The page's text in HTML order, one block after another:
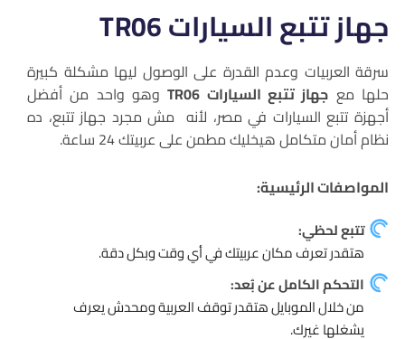
جهاز تتبع السيارات TR06
سرقة العربيات وعدم القدرة على الوصول ليها مشكلة كبيرة
حلها مع جهاز تتبع السيارات TR06
وهو واحد من أفضل
أجهزة تتبع السيارات في مصر، لأنه مش مجرد جهاز تتبع، ده
نظام أمان متكامل هيخليك مطمن على عربيتك 24 ساعة.
المواصفات الرئيسية:
تتبع لحظي:
هتقدر تعرف مكان عربيتك في أي وقت وبكل دقة.
التحكم الكامل عن بُعد:
من خلال الموبايل هتقدر توقف العربية ومحدش يعرف
يشغلها غيرك.